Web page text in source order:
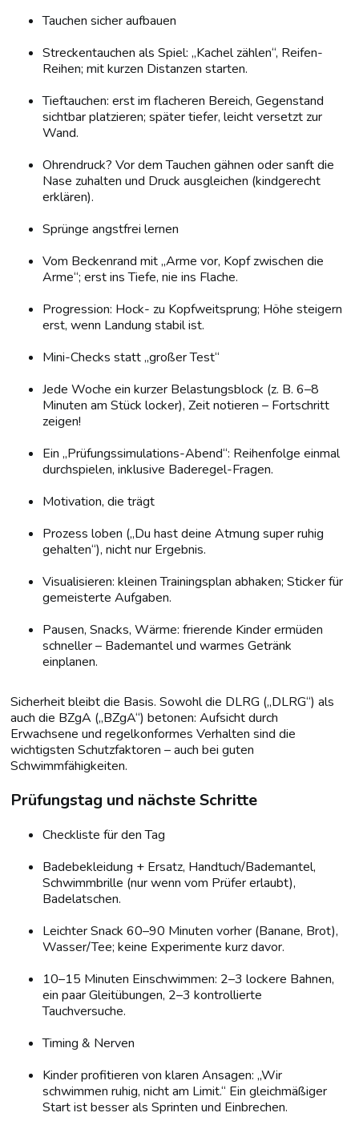
Tauchen sicher aufbauen
Streckentauchen als Spiel: „Kachel zählen“, Reifen-
Reihen; mit kurzen Distanzen starten.
Tieftauchen: erst im flacheren Bereich, Gegenstand
sichtbar platzieren; später tiefer, leicht versetzt zur
Wand.
Ohrendruck? Vor dem Tauchen gähnen oder sanft die
Nase zuhalten und Druck ausgleichen (kindgerecht
erklären).
Sprünge angstfrei lernen
Vom Beckenrand mit „Arme vor, Kopf zwischen die
Arme“; erst ins Tiefe, nie ins Flache.
Progression: Hock- zu Kopfweitsprung; Höhe steigern
erst, wenn Landung stabil ist.
Mini-Checks statt „großer Test“
Jede Woche ein kurzer Belastungsblock (z. B. 6–8
Minuten am Stück locker), Zeit notieren – Fortschritt
zeigen!
Ein „Prüfungssimulations-Abend“: Reihenfolge einmal
durchspielen, inklusive Baderegel-Fragen.
Motivation, die trägt
Prozess loben („Du hast deine Atmung super ruhig
gehalten“), nicht nur Ergebnis.
Visualisieren: kleinen Trainingsplan abhaken; Sticker für
gemeisterte Aufgaben.
Pausen, Snacks, Wärme: frierende Kinder ermüden
schneller – Bademantel und warmes Getränk
einplanen.
Sicherheit bleibt die Basis. Sowohl die DLRG („DLRG“) als
auch die BZgA („BZgA“) betonen: Aufsicht durch
Erwachsene und regelkonformes Verhalten sind die
wichtigsten Schutzfaktoren – auch bei guten
Schwimmfähigkeiten.
Prüfungstag und nächste Schritte
Checkliste für den Tag
Badebekleidung + Ersatz, Handtuch/Bademantel,
Schwimmbrille (nur wenn vom Prüfer erlaubt),
Badelatschen.
Leichter Snack 60–90 Minuten vorher (Banane, Brot),
Wasser/Tee; keine Experimente kurz davor.
10–15 Minuten Einschwimmen: 2–3 lockere Bahnen,
ein paar Gleitübungen, 2–3 kontrollierte
Tauchversuche.
Timing & Nerven
Kinder profitieren von klaren Ansagen: „Wir
schwimmen ruhig, nicht am Limit.“ Ein gleichmäßiger
Start ist besser als Sprinten und Einbrechen.